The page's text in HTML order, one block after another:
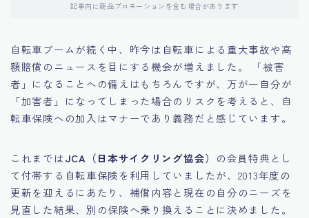
記事内に商品プロモーションを含む場合があります
自転車ブームが続く中、昨今は自転車による重大事故や高
額賠償のニュースを目にする機会が増えました。 「被害
者」になることへの備えはもちろんですが、万が一自分が
「加害者」になってしまった場合のリスクを考えると、自
転車保険への加入はマナーであり義務だと感じています。
これまではJCA（日本サイクリング協会） の会員特典とし
て付帯する自転車保険を利用していましたが、2013年度の
更新を迎えるにあたり、補償内容と現在の自分のニーズを
見直した結果、別の保険へ乗り換えることに決めました。